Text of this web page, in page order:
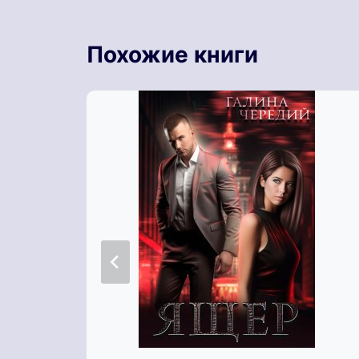
Похожие книги